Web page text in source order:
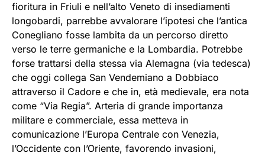
fioritura in Friuli e nell’alto Veneto di insediamenti
longobardi, parrebbe avvalorare l’ipotesi che l’antica
Conegliano fosse lambita da un percorso diretto
verso le terre germaniche e la Lombardia. Potrebbe
forse trattarsi della stessa via Alemagna (via tedesca)
che oggi collega San Vendemiano a Dobbiaco
attraverso il Cadore e che in, età medievale, era nota
come “Via Regia”. Arteria di grande importanza
militare e commerciale, essa metteva in
comunicazione l’Europa Centrale con Venezia,
l’Occidente con l’Oriente, favorendo invasioni,